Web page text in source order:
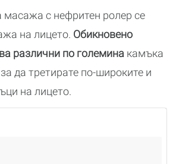
масажа с нефритен ролер се
на лицето. Обикновено
различни по големина камъка
да третирате по-широките и
на лицето.